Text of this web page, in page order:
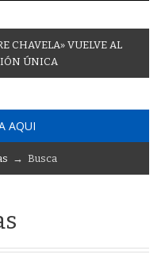
E CHAVELA» VUELVE AL
IÓN ÚNICA
AQUI
→ Busca